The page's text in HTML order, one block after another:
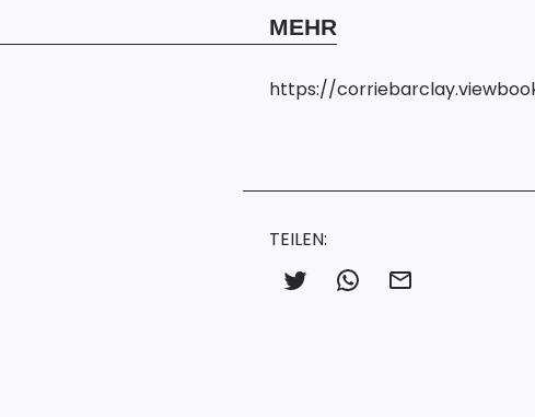
MEHR
https://
TEILEN: